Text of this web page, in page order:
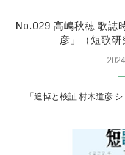
No.029 高嶋秋穂 歌誌
彦」（短歌研
「追悼と検証 村木道彦